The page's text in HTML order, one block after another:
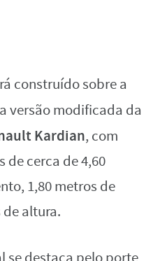
construído sobre a
versão modificada da
Kardian, com
de cerca de 4,60
1,80 metros de
de altura.